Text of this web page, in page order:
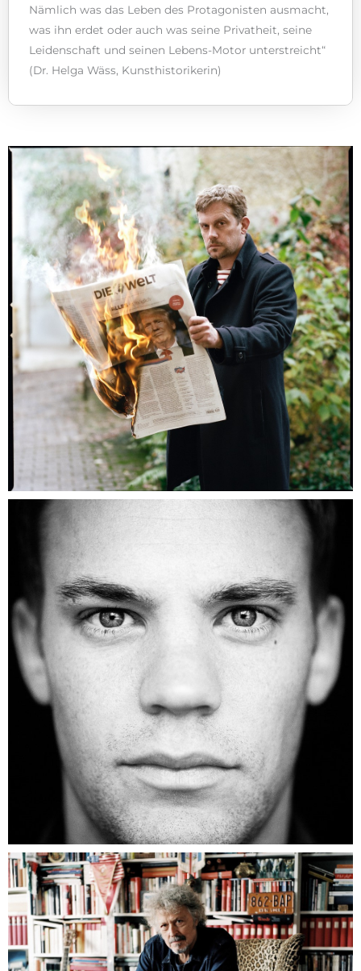
Nämlich was das Leben des Protagonisten ausmacht,
was ihn erdet oder auch was seine Privatheit, seine
Leidenschaft und seinen Lebens-Motor unterstreicht“
(Dr. Helga Wäss, Kunsthistorikerin)